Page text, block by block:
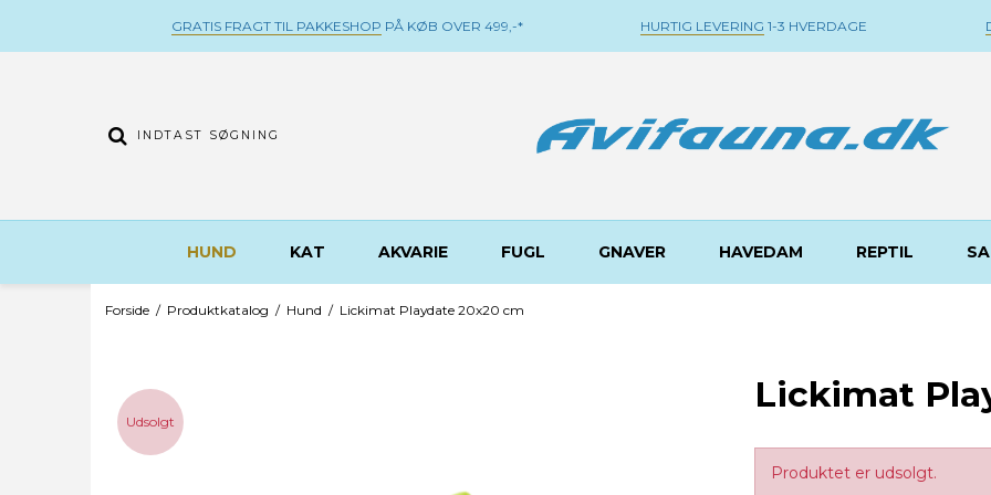
GRATIS FRAGT TIL PAKKESHOP PÅ KØB OVER 499,-* HURTIG LEVERING 1-3 HVERDAGE
HUND KAT AKVARIE FUGL GNAVER HAVEDAM REPTIL
Forside / Produktkatalog / Hund / Lickimat Playdate 20x20 cm
Udsolgt
Lickimat
Produktet er udsolgt.